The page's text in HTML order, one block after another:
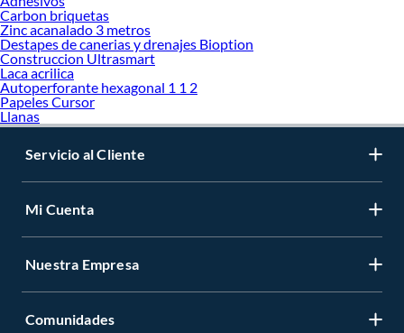
Carbon briquetas
Zinc acanalado 3 metros
Destapes de canerias y drenajes Bioption
Construccion Ultrasmart
Laca acrilica
Autoperforante hexagonal 1 1 2
Papeles Cursor
Llanas
Servicio al Cliente
Mi Cuenta
Nuestra Empresa
Comunidades